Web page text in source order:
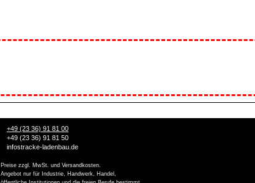
+49 (23 36) 91 81 00
+49 (23 36) 91 81 50
infostracke-ladenbau.de
Preise zzgl. MwSt. und Versandkosten.
Angebot nur für Industrie, Handwerk, Handel,